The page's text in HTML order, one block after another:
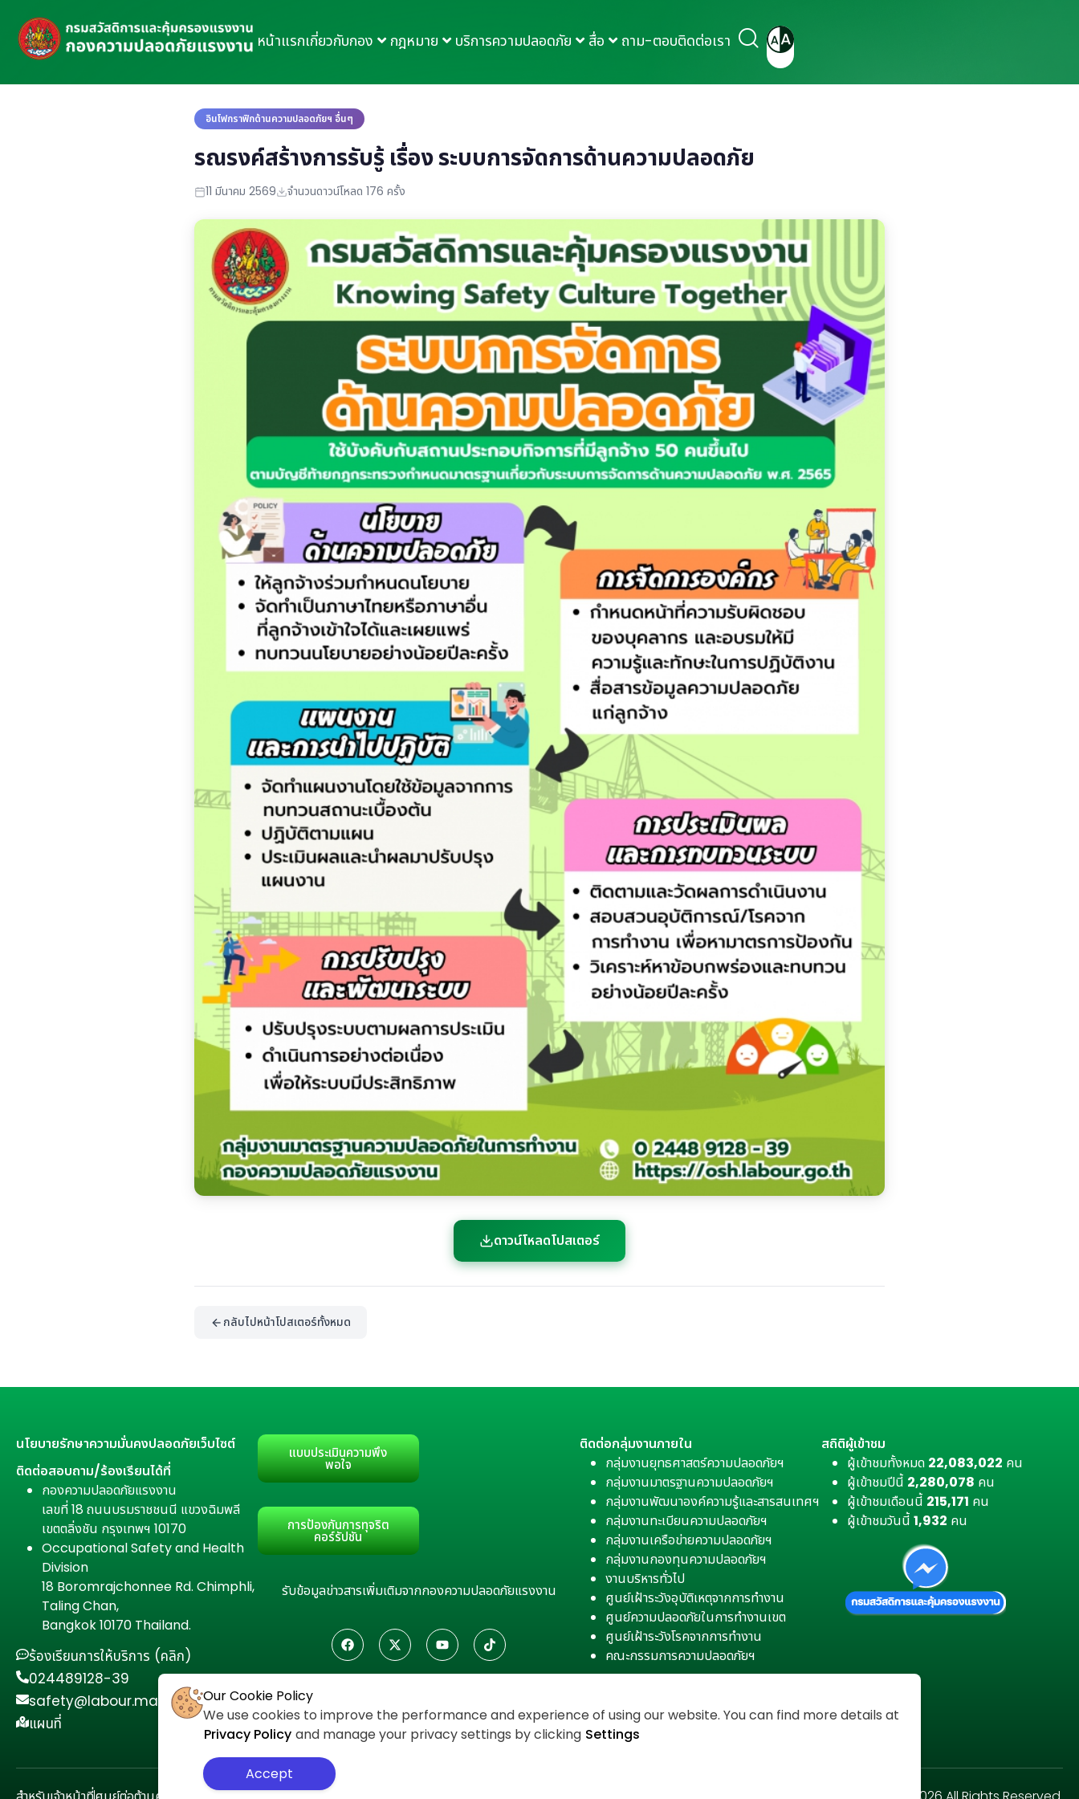
หน้าแรกเกี่ยวกับกอง กฎหมาย บริการความปลอดภัย สื่อ ถาม-ตอบติดต่อเรา
อินโฟกราฟิกด้านความปลอดภัยฯ อื่นๆ
รณรงค์สร้างการรับรู้ เรื่อง ระบบการจัดการด้านความปลอดภัย
11 มีนาคม 2569 จำนวนดาวน์โหลด 176 ครั้ง
ดาวน์โหลดโปสเตอร์
กลับไปหน้าโปสเตอร์ทั้งหมด
นโยบายรักษาความมั่นคงปลอดภัยเว็บไซต์
ติดต่อสอบถาม/ร้องเรียนได้ที่
กองความปลอดภัยแรงงาน
เลขที่ 18 ถนนบรมราชชนนี แขวงฉิมพลี
เขตตลิ่งชัน กรุงเทพฯ 10170
Occupational Safety and Health
Division
18 Boromrajchonnee Rd. Chimphli,
Taling Chan,
Bangkok 10170 Thailand.
ร้องเรียนการให้บริการ (คลิก)
024489128-39
safety@labour.mail.go.th
แผนที่
แบบประเมินความพึง
พอใจ
การป้องกันการทุจริต
คอร์รัปชัน
รับข้อมูลข่าวสารเพิ่มเติมจากกองความปลอดภัยแรงงาน
ติดต่อกลุ่มงานภายใน
กลุ่มงานยุทธศาสตร์ความปลอดภัยฯ
กลุ่มงานมาตรฐานความปลอดภัยฯ
กลุ่มงานพัฒนาองค์ความรู้และสารสนเทศฯ
กลุ่มงานทะเบียนความปลอดภัยฯ
กลุ่มงานเครือข่ายความปลอดภัยฯ
กลุ่มงานกองทุนความปลอดภัยฯ
งานบริหารทั่วไป
ศูนย์เฝ้าระวังอุบัติเหตุจากการทำงาน
ศูนย์ความปลอดภัยในการทำงานเขต
ศูนย์เฝ้าระวังโรคจากการทำงาน
คณะกรรมการความปลอดภัยฯ
สถิติผู้เข้าชม
ผู้เข้าชมทั้งหมด 22,083,022 คน
ผู้เข้าชมปีนี้ 2,280,078 คน
ผู้เข้าชมเดือนนี้ 215,171 คน
ผู้เข้าชมวันนี้1,932 คน
Our Cookie Policy
We use cookies to improve the performance and experience of using our website. You can find more details at
Privacy Policy and manage your privacy settings by clicking Settings
Accept